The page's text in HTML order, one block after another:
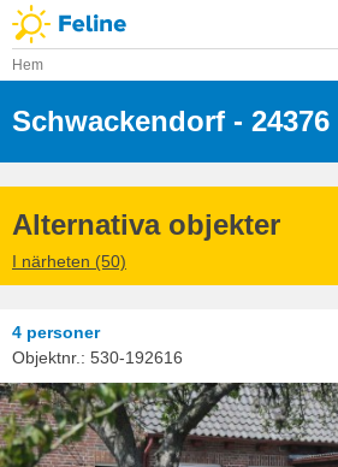
Hem
Schwackendorf - 24376
Alternativa objekter
I närheten (50)
4 personer
Objektnr.: 530-192616